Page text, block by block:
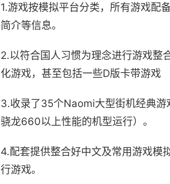
1.游戏按模拟平台分类，所有游戏配
简介等信息。
2.以符合国人习惯为理念进行游戏整
化游戏，甚至包括一些D版卡带游戏
3.收录了35个Naomi大型街机经典
骁龙660以上性能的机型运行）。
4.配套提供整合好中文及常用游戏模
行游戏。